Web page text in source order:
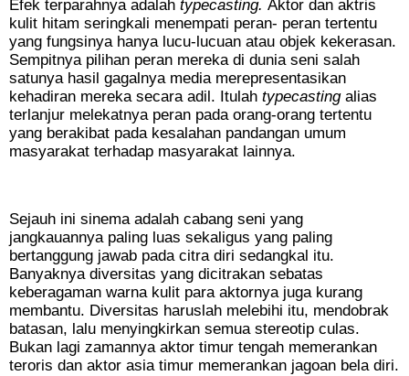
Efek terparahnya adalah typecasting. Aktor dan aktris
kulit hitam seringkali menempati peran- peran tertentu
yang fungsinya hanya lucu-lucuan atau objek kekerasan.
Sempitnya pilihan peran mereka di dunia seni salah
satunya hasil gagalnya media merepresentasikan
kehadiran mereka secara adil. Itulah typecasting alias
terlanjur melekatnya peran pada orang-orang tertentu
yang berakibat pada kesalahan pandangan umum
masyarakat terhadap masyarakat lainnya.
Sejauh ini sinema adalah cabang seni yang
jangkauannya paling luas sekaligus yang paling
bertanggung jawab pada citra diri sedangkal itu.
Banyaknya diversitas yang dicitrakan sebatas
keberagaman warna kulit para aktornya juga kurang
membantu. Diversitas haruslah melebihi itu, mendobrak
batasan, lalu menyingkirkan semua stereotip culas.
Bukan lagi zamannya aktor timur tengah memerankan
teroris dan aktor asia timur memerankan jagoan bela diri.